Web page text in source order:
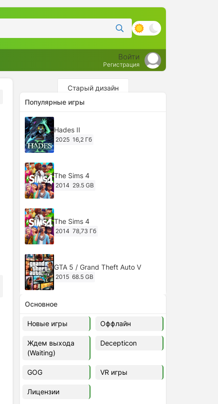
Войти
Регистрация
Старый дизайн
Популярные игры
Hades II
2025 16,2 Гб
The Sims 4
2014 29.5 GB
The Sims 4
2014 78,73 Гб
GTA 5 / Grand Theft Auto V
2015 68.5 GB
Ghost of Tsushima: Director's Cut
v.1053.8.1023.1614 [RePack
Decepticon] (2024)
2024
Cyberpunk 2077
49.4 GB
Ghost of Tsushima: Director's Cut
Основное
Новые игры Оффлайн
Ждем выхода
(Waiting)
Decepticon
GOG VR игры
Лицензии